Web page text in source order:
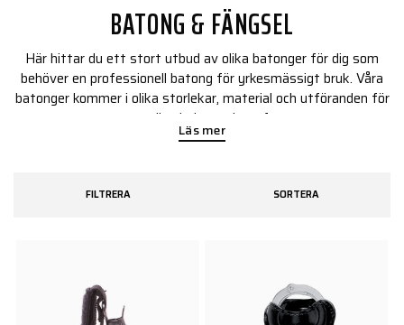
BATONG & FÄNGSEL
Här hittar du ett stort utbud av olika batonger för dig som
behöver en professionell batong för yrkesmässigt bruk. Våra
batonger kommer i olika storlekar, material och utföranden för
att passa dina behov och preferenser.
Läs mer
FILTRERA SORTERA